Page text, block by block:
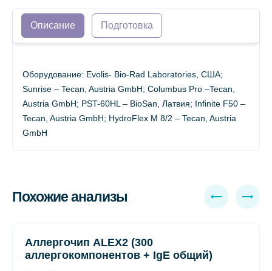
Описание Подготовка
Оборудование: Evolis- Bio-Rad Laboratories, США;
Sunrise – Tecan, Austria GmbH; Columbus Pro –Tecan,
Austria GmbH; PST-60HL – BioSan, Латвия; Infinite F50 –
Tecan, Austria GmbH; HydroFlex М 8/2 – Tecan, Austria
GmbH
Похожие анализы
Аллергочип ALEX2 (300
аллергокомпонентов + IgE общий)